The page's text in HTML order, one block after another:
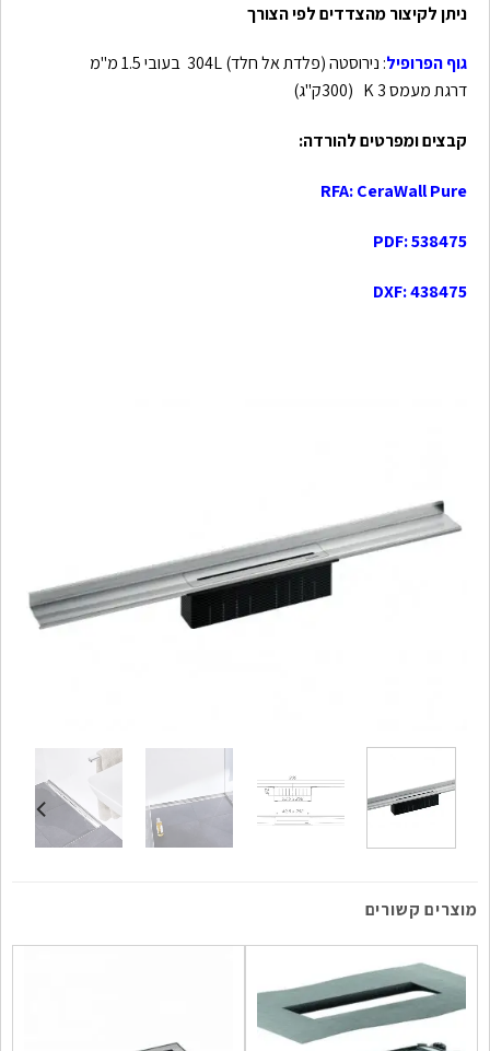
ניתן לקיצור מהצדדים לפי הצורך
גוף הפרופיל: נירוסטה (פלדת אל חלד) 304L בעובי 1.5 מ"מ
דרגת מעמס K 3 (300ק"ג)
קבצים ומפרטים להורדה:
RFA: CeraWall Pure
PDF: 538475
DXF: 438475
מוצרים קשורים